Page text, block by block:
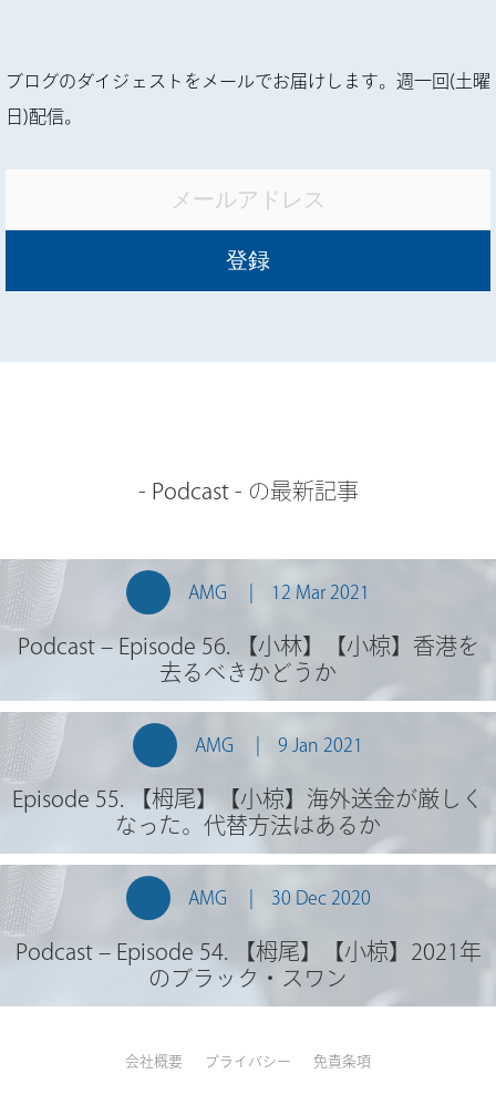
ブログのダイジェストをメールでお届けします。週一回(土曜
日)配信。
- Podcast- の最新記事
AMG 12 Mar 2021
Podcast – Episode 56. 【小林】【小椋】香港を
去るべきかどうか
AMG 9 Jan 2021
Episode 55. 【栂尾】【小椋】海外送金が厳しく
なった。代替方法はあるか
AMG 30 Dec 2020
Podcast – Episode 54. 【栂尾】【小椋】2021年
のブラック・スワン
会社概要 プライバシー 免責条項